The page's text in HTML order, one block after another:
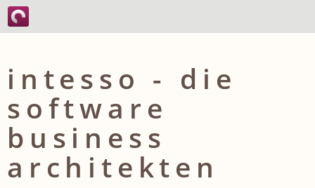
intesso - die
software
business
architekten